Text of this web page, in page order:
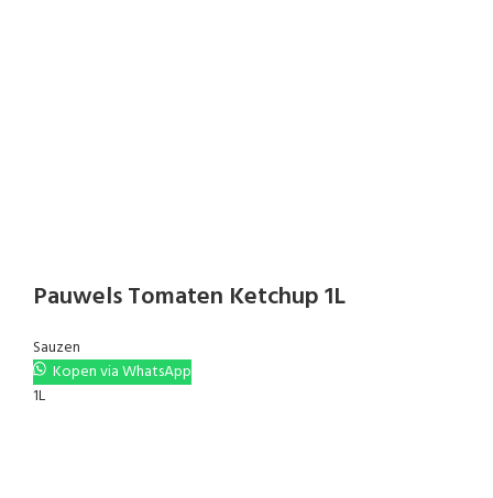
Pauwels Tomaten Ketchup 1L
Sauzen
Kopen via WhatsApp
1L